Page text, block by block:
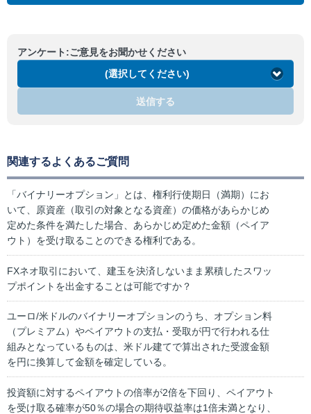
アンケート:ご意見をお聞かせください
(選択してください)
送信する
関連するよくあるご質問
「バイナリーオプション」とは、権利行使期日（満期）にお
いて、原資産（取引の対象となる資産）の価格があらかじめ
定めた条件を満たした場合、あらかじめ定めた金額（ペイア
ウト）を受け取ることのできる権利である。
FXネオ取引において、建玉を決済しないまま累積したスワッ
プポイントを出金することは可能ですか？
ユーロ/米ドルのバイナリーオプションのうち、オプション料
（プレミアム）やペイアウトの支払・受取が円で行われる仕
組みとなっているものは、米ドル建てで算出された受渡金額
を円に換算して金額を確定している。
投資額に対するペイアウトの倍率が2倍を下回り、ペイアウト
を受け取る確率が50％の場合の期待収益率は1倍未満となり、